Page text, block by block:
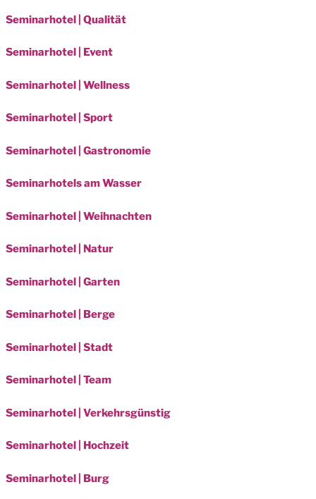
Seminarhotel | Qualität
Seminarhotel | Event
Seminarhotel | Wellness
Seminarhotel | Sport
Seminarhotel | Gastronomie
Seminarhotels am Wasser
Seminarhotel | Weihnachten
Seminarhotel | Natur
Seminarhotel | Garten
Seminarhotel | Berge
Seminarhotel | Stadt
Seminarhotel | Team
Seminarhotel | Verkehrsgünstig
Seminarhotel | Hochzeit
Seminarhotel | Burg